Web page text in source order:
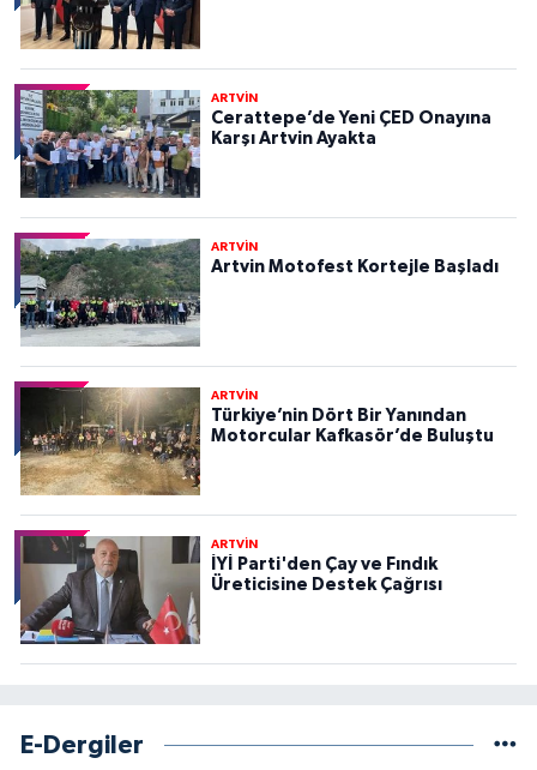
ARTVİN
Cerattepe’de Yeni ÇED Onayına
Karşı Artvin Ayakta
ARTVİN
Artvin Motofest Kortejle Başladı
ARTVİN
Türkiye’nin Dört Bir Yanından
Motorcular Kafkasör’de Buluştu
ARTVİN
İYİ Parti'den Çay ve Fındık
Üreticisine Destek Çağrısı
E-Dergiler